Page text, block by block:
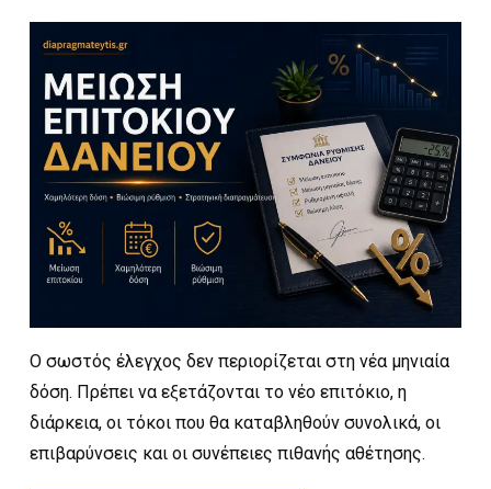
Ο σωστός έλεγχος δεν περιορίζεται στη νέα μηνιαία
δόση. Πρέπει να εξετάζονται το νέο επιτόκιο, η
διάρκεια, οι τόκοι που θα καταβληθούν συνολικά, οι
επιβαρύνσεις και οι συνέπειες πιθανής αθέτησης.